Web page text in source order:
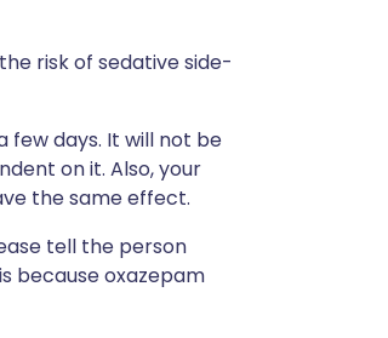
risk of sedative side-
few days. It will not be
on it. Also, your
the same effect.
tell the person
because oxazepam